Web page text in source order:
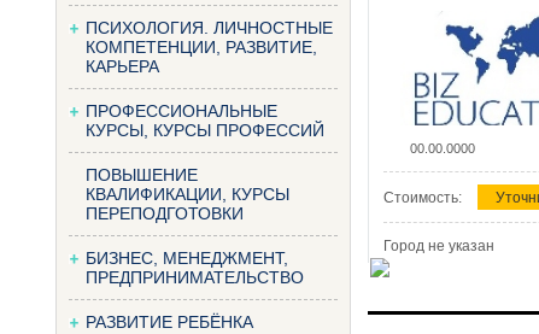
ПСИХОЛОГИЯ. ЛИЧНОСТНЫЕ
КОМПЕТЕНЦИИ, РАЗВИТИЕ,
КАРЬЕРА
ПРОФЕССИОНАЛЬНЫЕ
КУРСЫ, КУРСЫ ПРОФЕССИЙ
ПОВЫШЕНИЕ
КВАЛИФИКАЦИИ, КУРСЫ
ПЕРЕПОДГОТОВКИ
БИЗНЕС, МЕНЕДЖМЕНТ,
ПРЕДПРИНИМАТЕЛЬСТВО
РАЗВИТИЕ РЕБЁНКА
00.00.0000
Стоимость:
Город не указан